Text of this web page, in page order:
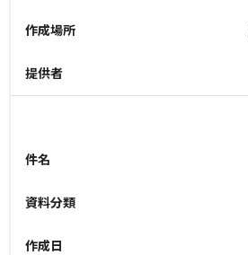
作成場所
提供者
件名
資料分類
作成日